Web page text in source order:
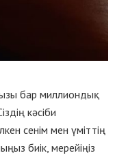
бар миллиондық
кәсіби
сенім мен үміттің
биік, мерейіңіз